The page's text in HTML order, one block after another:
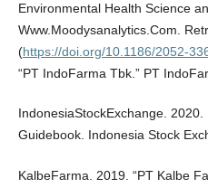
Environmental Health Science
Www.Moodysanalytics.Com.
(https://doi.org/10.1186/2052-
“PT IndoFarma Tbk.” PT
IndonesiaStockExchange. 2020.
Guidebook. Indonesia Stock
KalbeFarma. 2019. “PT Kalbe